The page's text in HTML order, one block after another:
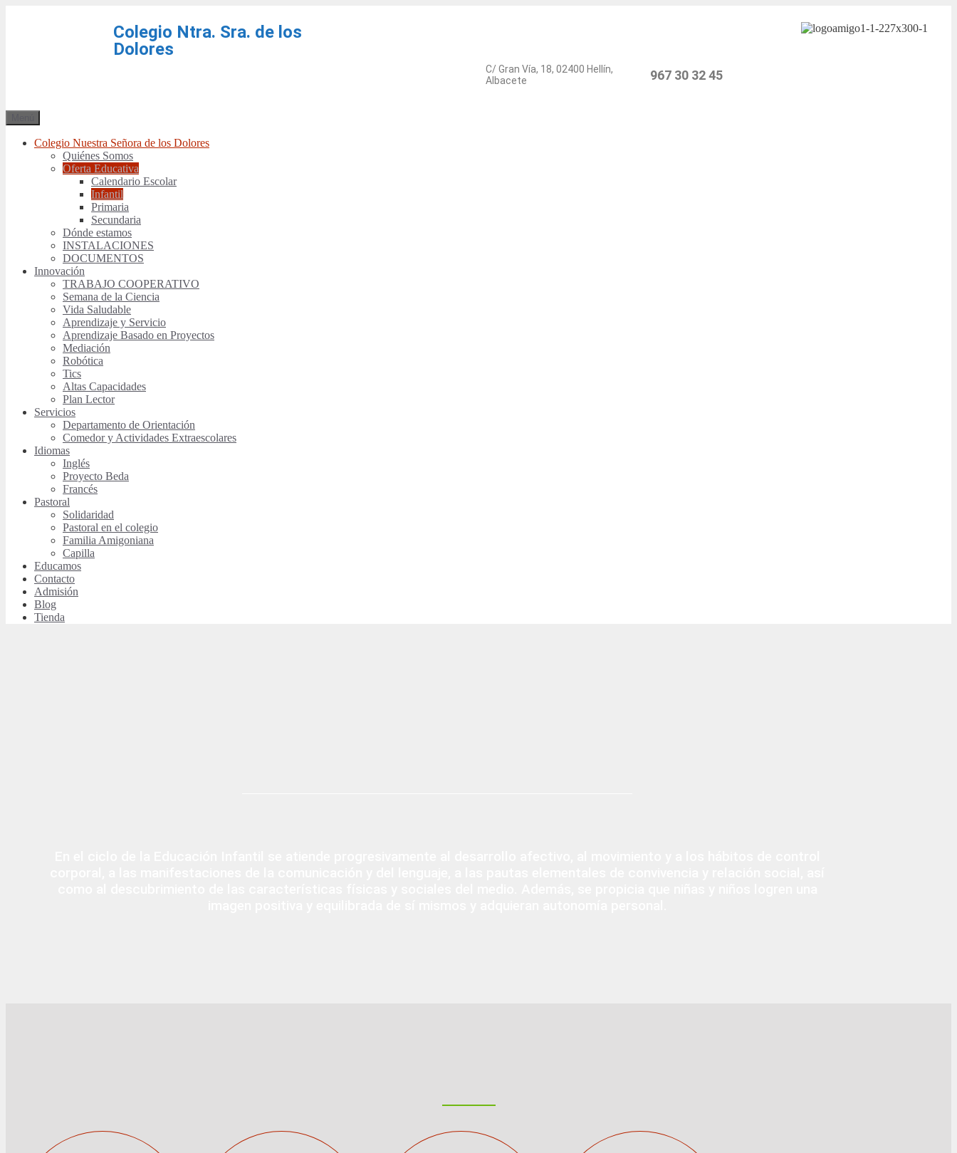
Colegio Ntra. Sra. de los
Dolores
C/ Gran Vía, 18, 02400 Hellín,
Albacete
967 30 32 45
Colegio Nuestra Señora de los Dolores
Quiénes Somos
Oferta Educativa
Calendario Escolar
Infantil
Primaria
Secundaria
Dónde estamos
INSTALACIONES
DOCUMENTOS
Innovación
TRABAJO COOPERATIVO
Semana de la Ciencia
Vida Saludable
Aprendizaje y Servicio
Aprendizaje Basado en Proyectos
Mediación
Robótica
Tics
Altas Capacidades
Plan Lector
Servicios
Departamento de Orientación
Comedor y Actividades Extraescolares
Idiomas
Inglés
Proyecto Beda
Francés
Pastoral
Solidaridad
Pastoral en el colegio
Familia Amigoniana
Capilla
Educamos
Contacto
Admisión
Blog
Tienda